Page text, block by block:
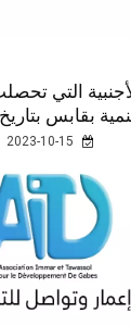
التي
بتاريخ 06/10/2023.